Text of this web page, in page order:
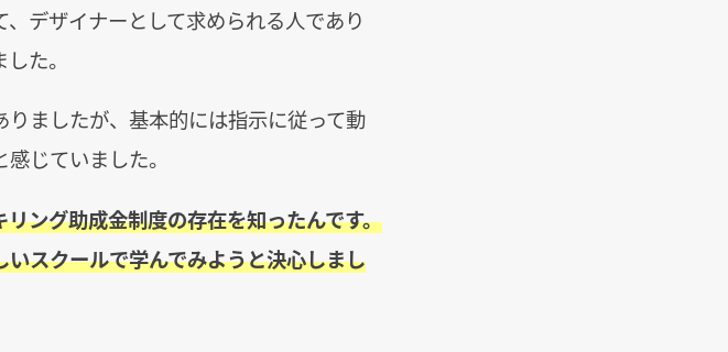
デザイナーとして求められる人であり
た。
ましたが、基本的には指示に従って動
じていました。
リング助成金制度の存在を知ったんです。
スクールで学んでみようと決心しまし